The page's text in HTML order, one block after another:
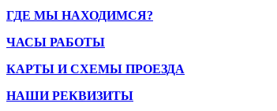
ГДЕ МЫ НАХОДИМСЯ?
ЧАСЫ РАБОТЫ
КАРТЫ И СХЕМЫ ПРОЕЗДА
НАШИ РЕКВИЗИТЫ